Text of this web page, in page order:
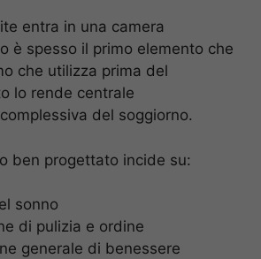
entra in una camera
è spesso il primo elemento che
che utilizza prima del
lo rende centrale
del soggiorno.
ben progettato incide su:
sonno
di pulizia e ordine
generale di benessere